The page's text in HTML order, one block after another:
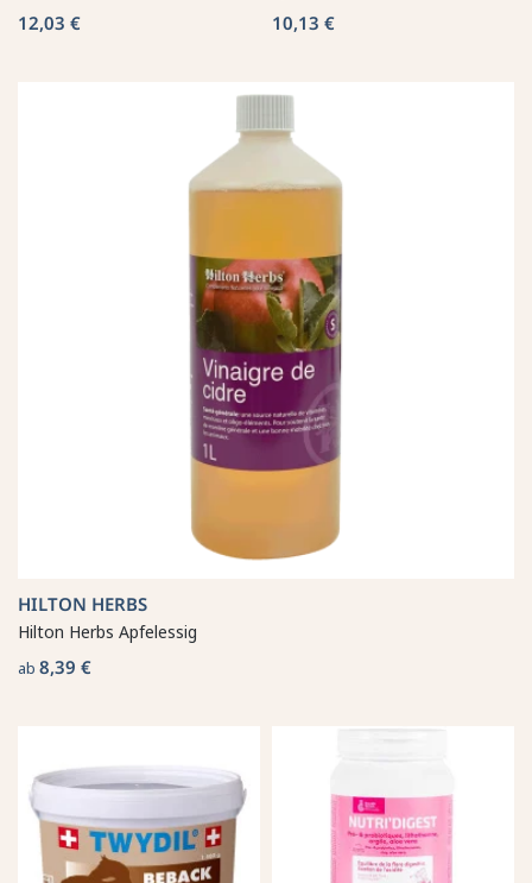
12,03 € 10,13 €
HILTON HERBS
Hilton Herbs Apfelessig
ab 8,39 €